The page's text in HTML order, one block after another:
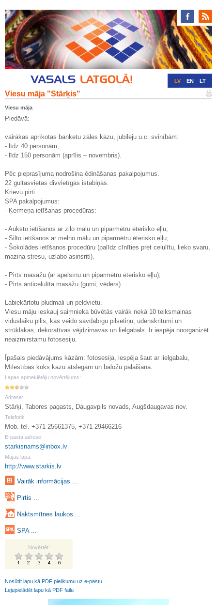
LV EN LT
Viesu māja "Stārķis"
Viesu māja
Piedāvā:
vairākas aprīkotas banketu zāles kāzu, jubileju u.c. svinībām:
- līdz 40 personām;
- līdz 150 personām (aprīlis – novembris).
Pēc pieprasījuma nodrošina ēdināšanas pakalpojumus.
22 gultasvietas divvietīgās istabiņās.
Krievu pirti.
SPA pakalpojumus:
- Ķermeņa ietīšanas procedūras:
- Auksto ietīšanos ar zilo mālu un piparmētru ēterisko eļļu;
- Silto ietīšanos ar melno mālu un piparmētru ēterisko eļļu;
- Šokolādes ietīšanos procedūru (palīdz cīnīties pret celulītu, lieko svaru,
mazina stresu, uzlabo asinsriti).
- Pirts masāžu (ar apelsīnu un piparmētru ēterisko eļļu);
- Pirts anticelulīta masāžu (gurni, vēders).
Labiekārtotu pludmali un peldvietu.
Viesu māju ieskauj saimnieka būvētās vairāk nekā 10 teiksmainas
viduslaiku pilis, kas veido savdabīgu pilsētiņu, ūdenskritumi un
strūklakas, dekoratīvas vējdzirnavas un lielgabals. Ir iespēja noorganizēt
neaizmirstamu fotosesiju.
Īpašais piedāvājums kāzām: fotosesija, iespēja šaut ar lielgabalu,
Mīlestības koks kāzu atslēgām un baložu palaišana.
Lapas apmeklētāju novērtējums:
Adrese:
Stārķi, Tabores pagasts, Daugavpils novads, Augšdaugavas nov.
Telefoni:
Mob. tel. +371 25661375, +371 29466216
E-pasta adrese:
starkisnams@inbox.lv
Mājas lapa:
http://www.starkis.lv
Vairāk informācijas ...
Pirtis ...
Naktsmītnes laukos ...
SPA ...
Novērtēt:
Nosūtīt lapu kā PDF pielikumu uz e-pastu
Lejupielādēt lapu kā PDF failu